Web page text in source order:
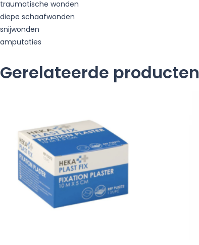
traumatische wonden
diepe schaafwonden
snijwonden
amputaties
Gerelateerde producten